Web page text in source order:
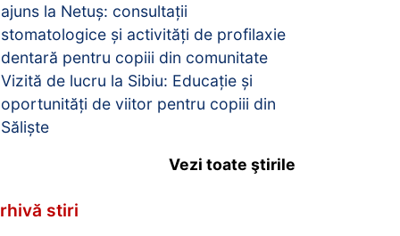
ajuns la Netuș: consultații
stomatologice și activități de profilaxie
dentară pentru copiii din comunitate
Vizită de lucru la Sibiu: Educație și
oportunități de viitor pentru copiii din
Săliște
Vezi toate ştirile
stiri